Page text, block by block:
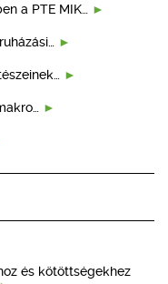
a PTE MIK…
és kötöttségekhez